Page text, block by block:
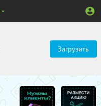
Загрузить